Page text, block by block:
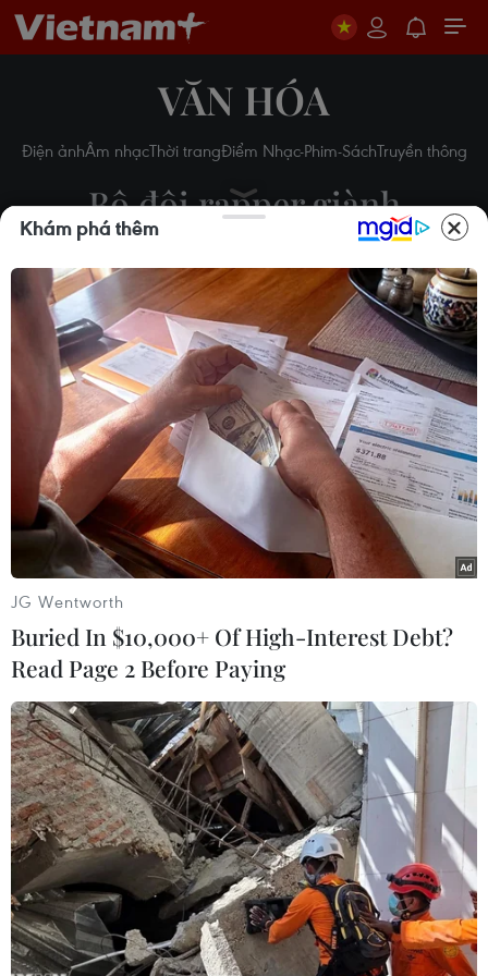
VĂN HÓA
Điện ảnhÂm nhạcThời trangĐiểm Nhạc-Phim-SáchTruyền thông
Bộ đôi rapper giành
Grammy Nghệ sĩ mới xuất
sắc nhất
27/01/2014 03:15
Theo dõi VietnamPlus
Bộ đôi rapper người Mỹ Macklemore và Ryan
Lewis đã giành giải Nghệ sĩ mới xuất sắc nhất, một
trong những giải thưởng quan trọng nhất tại lễ trao
giải Grammy.
Ryan Lewis và Macklemore nhận giải Grammy Nghệ sĩ mới
xuất sắc trong số bốn giải mà họ giành được (Nguồn: Getty)
Khám phá thêm
JG Wentworth
Buried In $10,000+ Of High-Interest Debt?
Read Page 2 Before Paying